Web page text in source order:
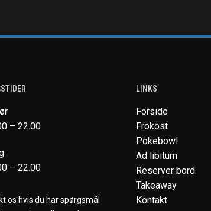
– 22.00
– 22.00
os hvis du har spørgsmål
LINKS
Forside
Frokost
Pokebowl
Ad libitum
Reserver bord
Takeaway
Kontakt